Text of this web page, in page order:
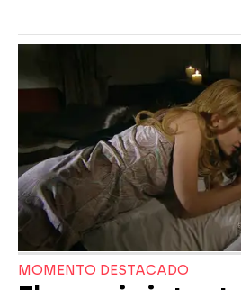
MOMENTO DESTACADO